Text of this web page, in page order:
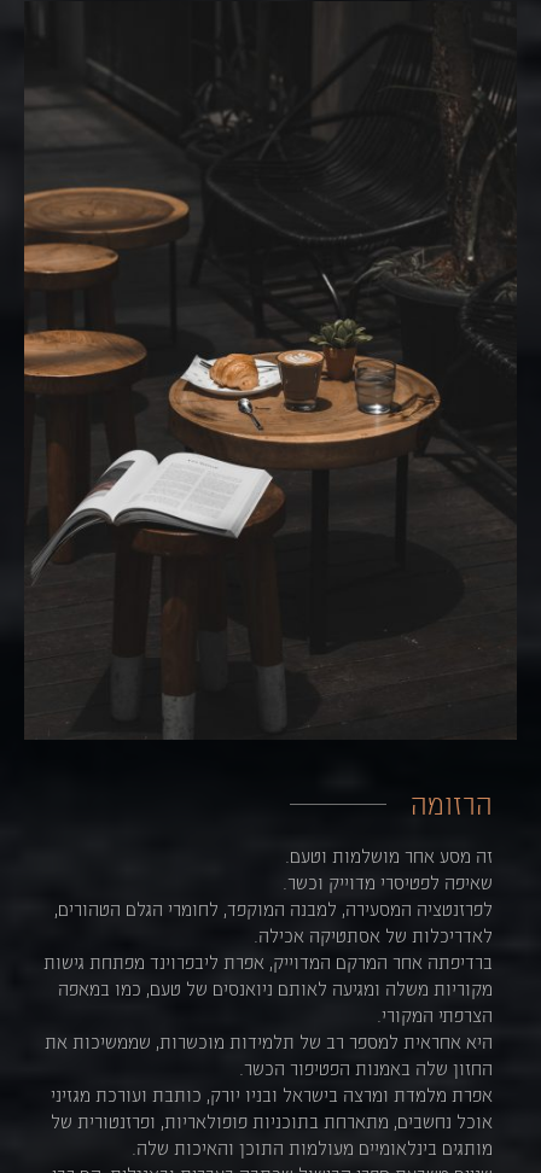
הרזומה
זה מסע אחר מושלמות וטעם.
שאיפה לפטיסרי מדוייק וכשר.
לפרזנטציה המסעירה, למבנה המוקפד, לחומרי הגלם הטהורים,
לאדריכלות של אסתטיקה אכילה.
ברדיפתה אחר המרקם המדוייק, אפרת ליבפרוינד מפתחת גישות
מקוריות משלה ומגיעה לאותם ניואנסים של טעם, כמו במאפה
הצרפתי המקורי.
היא אחראית למספר רב של תלמידות מוכשרות, שממשיכות את
החזון שלה באמנות הפטיפור הכשר.
אפרת מלמדת ומרצה בישראל ובניו יורק, כותבת ועורכת מגזיני
אוכל נחשבים, מתארחת בתוכניות פופולאריות, ופרזנטורית של
מותגים בינלאומיים מעולמות התוכן והאיכות שלה.